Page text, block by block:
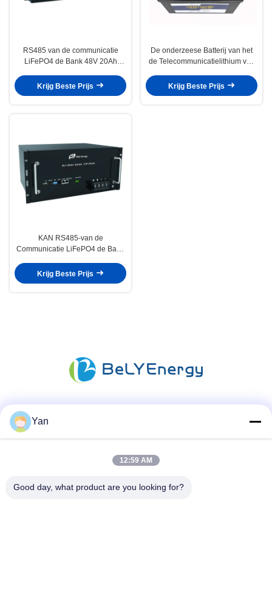
RS485 van de communicatie
LiFePO4 de Bank 48V 20Ah
LEIDENE Indicatoren
Krijg Beste Prijs
De onderzeese Batterij van het
de Telecommunicatielithium van
Krijg Beste Prijs
KAN RS485-van de
Communicatie LiFePO4 de Bank
Telecommunicatiebatterij met
LCD
Krijg Beste Prijs
Yan
12:59 AM
Good day, what product are you looking for?